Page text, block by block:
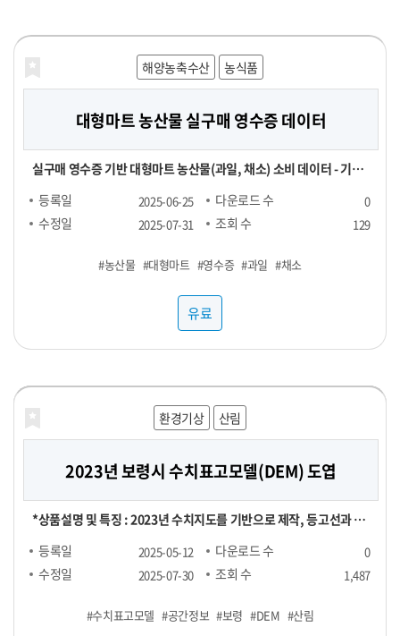
해양농축수산 농식품
대형마트 농산물 실구매 영수증 데이터
실구매 영수증 기반 대형마트 농산물(과일, 채소) 소비 데이터 - 기간
및 용량에 따라 가격 협의 - 구매 가능 기간 : 24년 1월 ~ - 구매 채널 :
대형마트 - 주요 컬럼 : 영수증_이름, 회원_번호, 성별, 연령대, 구매
(과일, 채소) 구매가 포함된 영수증 RAW DATA로, 바스켓 분석 등에
등록일 2025-06-25 다운로드 수 0
수정일 2025-07-31 조회 수 129
#농산물 #대형마트 #영수증 #과일 #채소
유료
교통물류 농식품
Retail Spotlight Report 2025년 6월
마켓링크에서 발행하는 유통 뉴스레터입니다. 매달 업데이트되는
Retail Spotlight Report를 통해 최신 비즈니스 소식과 유용한 정
보를 전달해드립니다. -■ 25년 6월 분석 주제 : 단백질(프로틴) -■
KAD(Key Account Data) - KADA(Key Account Data
등록일 2025-06-25 다운로드 수 0
수정일 2025-07-31 조회 수 101
#POS #유통 #분석 #샘플1 #단백질
재정금융 농식품
영수증 이미지 데이터
[영수증 이미지 데이터 장당 100원] 채널 : 대형마트, 편의점 기간 :
24년 1월 ~ ※온라인, 오프라인 모두 포함되어있으며 사진마다 화질
이 다를 수 있음
등록일 2025-06-24 다운로드 수 0
수정일 2025-07-31 조회 수 107
#샘플1 #샘플4 #영수증 #샘플3 #샘플2
해양농축수산 농식품
전국 지역별 외식 물가
[POS 기반 전국 지역별 외식 물가 데이터] - 1개월 기준 -- 집계형 (지
역별 메뉴 최저가, 최고가, 중앙값, Q1, Q3 값) : 업종당 9만 9천원 --
RAW : 500만원 *협의 -- 지역 구분 : 전국 17개 광역시도 -- 업종 구
찌개, 된장찌개, 삼계탕 설렁탕, 짜장면, 짬뽕, 칼국수 ▷ 카페 : 바닐
등록일 2025-06-24 다운로드 수 0
수정일 2025-07-31 조회 수 106
#외식 #샘플2 #물가 #샘플1 #샘플3
재정금융 농식품
신용카드 채널별 TOP 100 SKU
[신용카드 결제 데이터] ▶ 채널별 TOP 100 SKU : 29,000원 ▶
RAW 형 데이터 : 5,000,000원 채널 : 네이버, 오아시스마켓, 자연드
림, 컬리, 쿠팡 기간 : 25년 1월 ~ FACT : 매출수량 기준 TOP 100
등록일 2025-06-24 다운로드 수 0
수정일 2025-07-31 조회 수 92
#샘플3 #카드 #샘플1 #샘플2 #샘플4
보건의료 라이프로그
[합성] HTB 스트레스 진단데이터
본 데이터는 "헬스브릿지"의 "스트레스 진단데이터"를 기반으로,
GAN(적대적 생성 신경망, Generative Adversarial Networks)
모델을 활용하여 생성한 가상의 합성데이터입니다. 합성데이터는 개
니고 있어 임상 연구 및 의료 알고리즘 개발에 적합합니다. 본 데이터
등록일 2025-06-07 다운로드 수 1
수정일 2025-07-29 조회 수 89
#PTSD #스트레스 #우울 #불안 #합성데이터 #정신건강
환경기상 산림
2023년 보령시 수치표고모델(DEM) 도엽
*상품설명 및 특징 : 2023년 수치지도를 기반으로 제작, 등고선과 표
고점을 활용했은며, 등고오류와 표고오류를 수정 *기간 및 범위 :
2023년 1월 ~ 2023년 12월 *컬럼정보 : 비정형이미지로 칼럼정보
예제 : 각종 GIS시스템 및 서비스 구축 *제한: 본자료는 민간 대상 공
등록일 2025-05-12 다운로드 수 0
수정일 2025-07-30 조회 수 1,487
#수치표고모델 #공간정보 #보령 #DEM #산림